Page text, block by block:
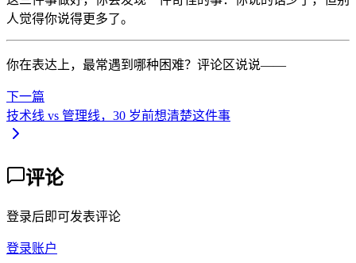
人觉得你说得更多了。
你在表达上，最常遇到哪种困难？评论区说说——
下一篇
技术线 vs 管理线，30 岁前想清楚这件事
评论
登录后即可发表评论
登录账户